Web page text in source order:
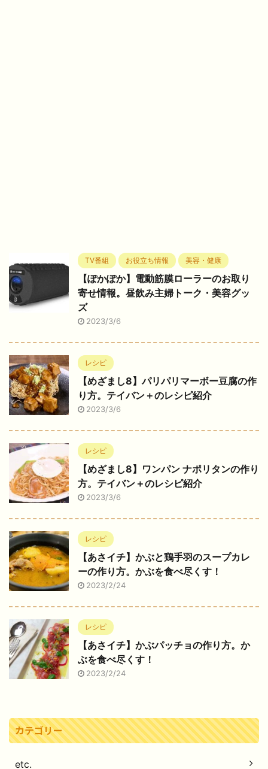
TV番組 お役立ち情報 美容・健康
【ぽかぽか】電動筋膜ローラーのお取り
寄せ情報。昼飲み主婦トーク・美容グッ
ズ
2023/3/6
レシピ
【めざまし8】パリパリマーボー豆腐の作
り方。テイバン＋のレシピ紹介
2023/3/6
レシピ
【めざまし8】ワンパン ナポリタンの作り
方。テイバン＋のレシピ紹介
2023/3/6
レシピ
【あさイチ】かぶと鶏手羽のスープカレ
ーの作り方。かぶを食べ尽くす！
2023/2/24
レシピ
【あさイチ】かぶパッチョの作り方。か
ぶを食べ尽くす！
2023/2/24
カテゴリー
etc.